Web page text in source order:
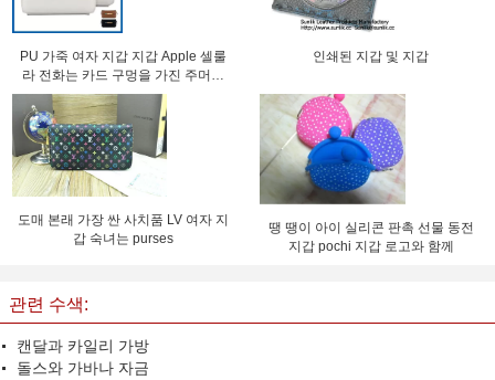
PU 가죽 여자 지갑 지갑 Apple 셀룰
라 전화는 카드 구멍을 가진 주머니
부대를 쌉니다
인쇄된 지갑 및 지갑
도매 본래 가장 싼 사치품 LV 여자 지
갑 숙녀는 purses
땡 땡이 아이 실리콘 판촉 선물 동전
지갑 pochi 지갑 로고와 함께
관련 수색:
캔달과 카일리 가방
돌스와 가바나 자금